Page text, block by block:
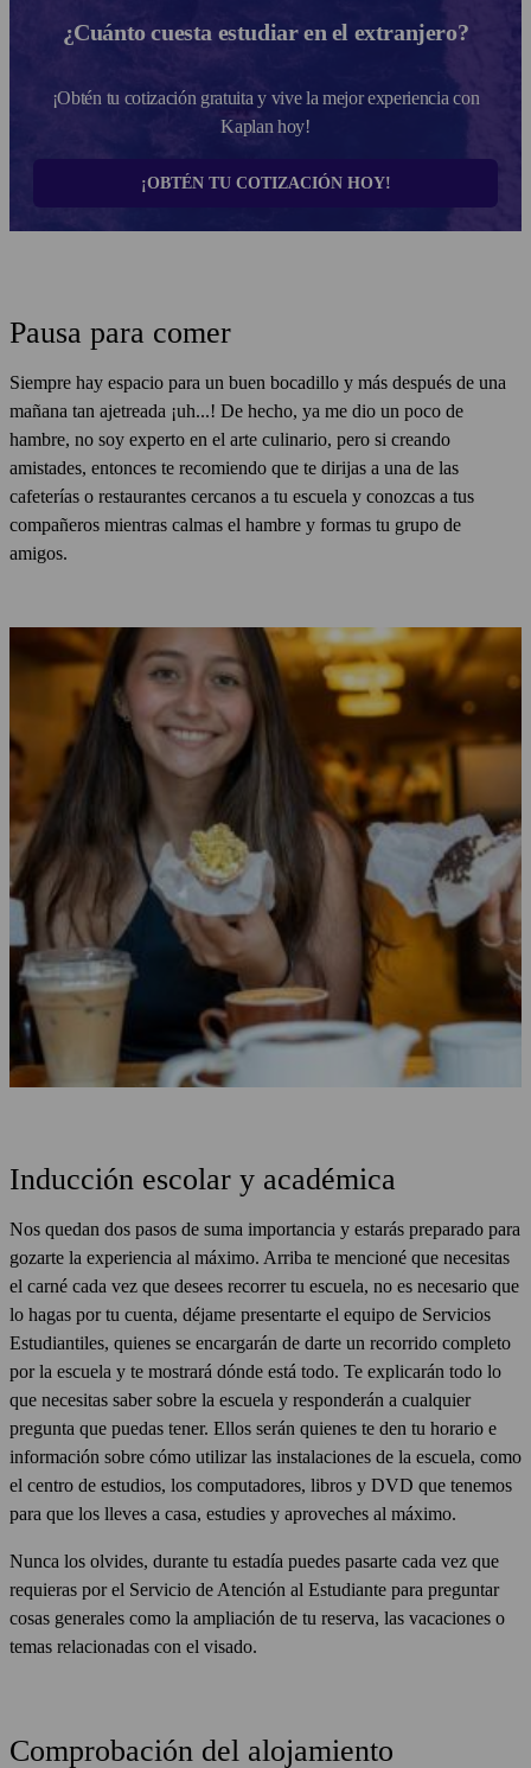
¿Cuánto cuesta estudiar en el extranjero?
¡Obtén tu cotización gratuita y vive la mejor experiencia con
Kaplan hoy!
¡OBTÉN TU COTIZACIÓN HOY!
Pausa para comer
Siempre hay espacio para un buen bocadillo y más después de una
mañana tan ajetreada ¡uh...! De hecho, ya me dio un poco de
hambre, no soy experto en el arte culinario, pero si creando
amistades, entonces te recomiendo que te dirijas a una de las
cafeterías o restaurantes cercanos a tu escuela y conozcas a tus
compañeros mientras calmas el hambre y formas tu grupo de
amigos.
Inducción escolar y académica
Nos quedan dos pasos de suma importancia y estarás preparado para
gozarte la experiencia al máximo. Arriba te mencioné que necesitas
el carné cada vez que desees recorrer tu escuela, no es necesario que
lo hagas por tu cuenta, déjame presentarte el equipo de Servicios
Estudiantiles, quienes se encargarán de darte un recorrido completo
por la escuela y te mostrará dónde está todo. Te explicarán todo lo
que necesitas saber sobre la escuela y responderán a cualquier
pregunta que puedas tener. Ellos serán quienes te den tu horario e
información sobre cómo utilizar las instalaciones de la escuela, como
el centro de estudios, los computadores, libros y DVD que tenemos
para que los lleves a casa, estudies y aproveches al máximo.
Nunca los olvides, durante tu estadía puedes pasarte cada vez que
requieras por el Servicio de Atención al Estudiante para preguntar
cosas generales como la ampliación de tu reserva, las vacaciones o
temas relacionadas con el visado.
Comprobación del alojamiento